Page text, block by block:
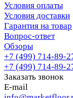
Условия оплаты
Условия доставки
Гарантия на товар
Вопрос-ответ
Обзоры
+7 (499) 714-89-
+7 (499) 714-89-
Заказать звонок
E-mail